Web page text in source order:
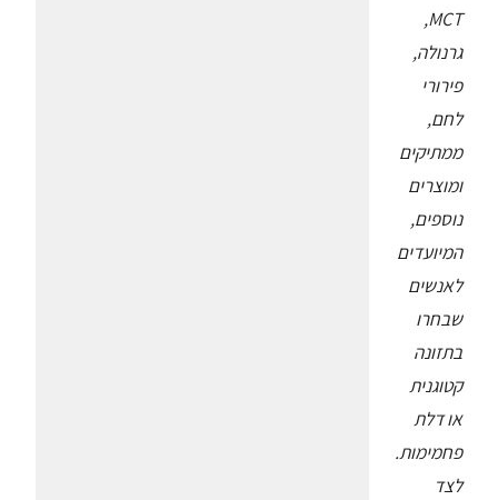
MCT,
גרנולה,
פירורי
לחם,
ממתיקים
ומוצרים
נוספים,
המיועדים
לאנשים
שבחרו
בתזונה
קטוגנית
או דלת
פחמימות.
לצד